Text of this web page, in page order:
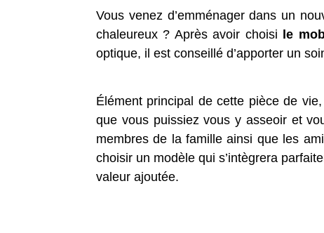
Vous venez d’emménager dans un
chaleureux ? Après avoir choisi
le
optique, il est conseillé d’apporter un
Élément principal de cette pièce de
que vous puissiez vous y asseoir et
membres de la famille ainsi que les
choisir un modèle qui s’intègrera
valeur ajoutée.